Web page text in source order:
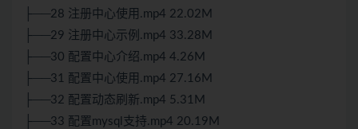
├──28 注册中心使用.mp4 22.02M
├──29 注册中心示例.mp4 33.28M
├──30 配置中心介绍.mp4 4.26M
├──31 配置中心使用.mp4 27.16M
├──32 配置动态刷新.mp4 5.31M
├──33 配置mysql支持.mp4 20.19M